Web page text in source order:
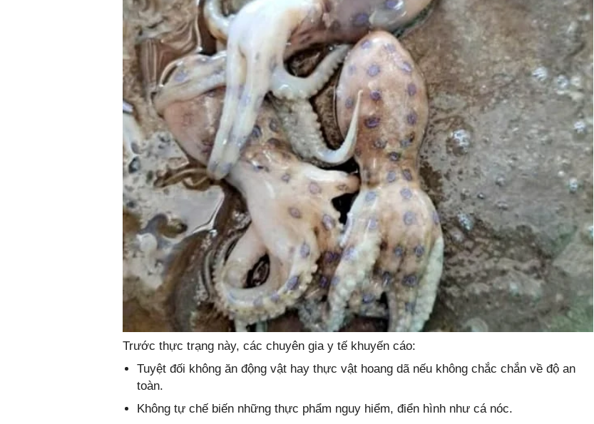
Trước thực trạng này, các chuyên gia y tế khuyến cáo:
Tuyệt đối không ăn động vật hay thực vật hoang dã nếu không chắc chắn về độ an
toàn.
Không tự chế biến những thực phẩm nguy hiểm, điển hình như cá nóc.